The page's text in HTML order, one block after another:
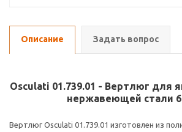
Описание Задать вопрос
Osculati 01.739.01 - Вертлюг для
нержавеющей стали
Вертлюг Osculati 01.739.01 изготовлен из